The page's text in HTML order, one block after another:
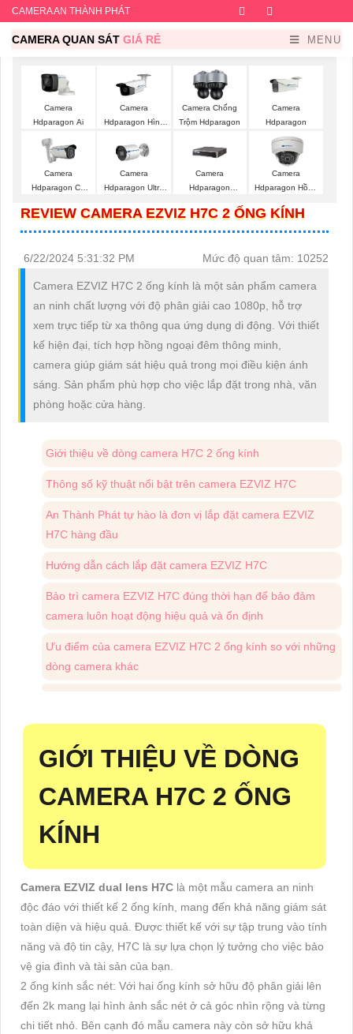
CAMERA AN THÀNH PHÁT Facebook
CAMERA QUAN SÁT GIÁ RẺ MENU
Camera
Hdparagon Ai
Camera
Hdparagon Hình
Camera Chống
Trộm Hdparagon
Camera
Hdparagon
Camera
Hdparagon Có
Camera
Hdparagon Ultra
Camera
Hdparagon
Camera
Hdparagon Hồng
REVIEW CAMERA EZVIZ H7C 2 ỐNG KÍNH
6/22/2024 5:31:32 PM Mức độ quan tâm: 10252
Camera EZVIZ H7C 2 ống kính là một sản phẩm camera
an ninh chất lượng với độ phân giải cao 1080p, hỗ trợ
xem trực tiếp từ xa thông qua ứng dụng di động. Với thiết
kế hiện đại, tích hợp hồng ngoại đêm thông minh,
camera giúp giám sát hiệu quả trong mọi điều kiện ánh
sáng. Sản phẩm phù hợp cho việc lắp đặt trong nhà, văn
phòng hoặc cửa hàng.
Giới thiệu về dòng camera H7C 2 ống kính
Thông số kỹ thuật nổi bật trên camera EZVIZ H7C
An Thành Phát tự hào là đơn vị lắp đặt camera EZVIZ
H7C hàng đầu
Hướng dẫn cách lắp đặt camera EZVIZ H7C
Bảo trì camera EZVIZ H7C đúng thời hạn để bảo đảm
camera luôn hoạt động hiệu quả và ổn định
Ưu điểm của camera EZVIZ H7C 2 ống kính so với những
dòng camera khác
GIỚI THIỆU VỀ DÒNG
CAMERA H7C 2 ỐNG
KÍNH
Camera EZVIZ dual lens H7C là một mẫu camera an ninh
độc đáo với thiết kế 2 ống kính, mang đến khả năng giám sát
toàn diện và hiệu quả. Được thiết kế với sự tập trung vào tính
năng và độ tin cậy, H7C là sự lựa chọn lý tưởng cho việc bảo
vệ gia đình và tài sản của bạn.
2 ống kính sắc nét: Với hai ống kính sở hữu độ phân giải lên
đến 2k mang lại hình ảnh sắc nét ở cả góc nhìn rộng và từng
chi tiết nhỏ. Bên cạnh đó mẫu camera này còn sở hữu khả